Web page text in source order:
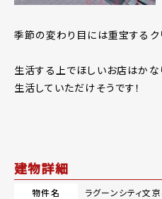
季節の変わり目には重宝する
生活する上でほしいお店はかな
生活していただけそうです！
建物詳細
物件名
ラグーンシティ文